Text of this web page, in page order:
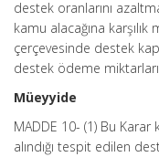
destek oranlarını
kamu alacağına
çerçevesinde destek
destek ödeme
Müeyyide
MADDE 10- (1) Bu Karar
alındığı tespit edilen